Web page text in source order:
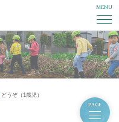
MENU
どうぞ（1歳児）
PAGE